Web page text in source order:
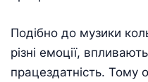
Подібно до музики
різні емоції,
працездатність. Тому